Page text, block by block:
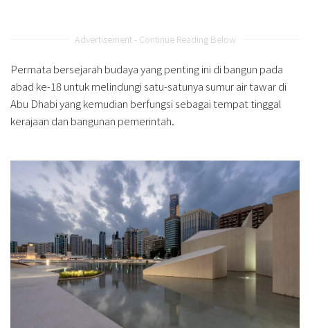
Advertisement - Continue Reading Below
Permata bersejarah budaya yang penting ini di bangun pada
abad ke-18 untuk melindungi satu-satunya sumur air tawar di
Abu Dhabi yang kemudian berfungsi sebagai tempat tinggal
kerajaan dan bangunan pemerintah.